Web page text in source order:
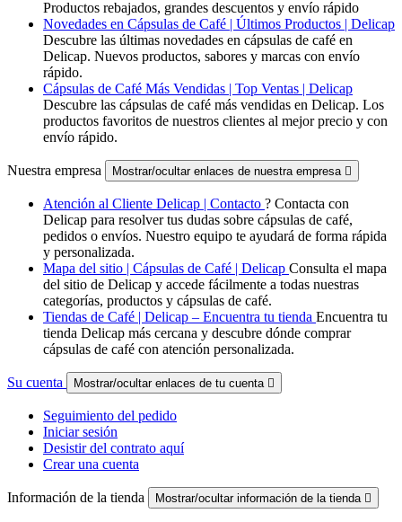
Productos rebajados, grandes descuentos y envío rápido
Novedades en Cápsulas de Café | Últimos Productos | Delicap
Descubre las últimas novedades en cápsulas de café en
Delicap. Nuevos productos, sabores y marcas con envío
rápido.
Cápsulas de Café Más Vendidas | Top Ventas | Delicap
Descubre las cápsulas de café más vendidas en Delicap. Los
productos favoritos de nuestros clientes al mejor precio y con
envío rápido.
Nuestra empresa Mostrar/ocultar enlaces de nuestra empresa 
Atención al Cliente Delicap | Contacto ? Contacta con
Delicap para resolver tus dudas sobre cápsulas de café,
pedidos o envíos. Nuestro equipo te ayudará de forma rápida
y personalizada.
Mapa del sitio | Cápsulas de Café | Delicap Consulta el mapa
del sitio de Delicap y accede fácilmente a todas nuestras
categorías, productos y cápsulas de café.
Tiendas de Café | Delicap – Encuentra tu tienda Encuentra tu
tienda Delicap más cercana y descubre dónde comprar
cápsulas de café con atención personalizada.
Su cuenta Mostrar/ocultar enlaces de tu cuenta 
Seguimiento del pedido
Iniciar sesión
Desistir del contrato aquí
Crear una cuenta
Información de la tienda Mostrar/ocultar información de la tienda 